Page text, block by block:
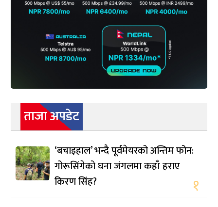
ताजा अपडेट
‘बचाइहाल’ भन्दै पूर्वमेयरको अन्तिम फोन:
गोरूसिंगेको घना जंगलमा कहाँ हराए
किरण सिंह?
१